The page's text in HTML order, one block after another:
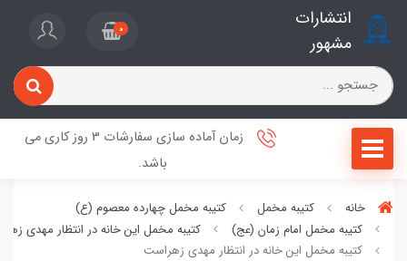
انتشارات
مشهور
0
زمان آماده سازی سفارشات 3 روز کاری می
باشد.
خانه کتیبه مخمل
کتیبه مخمل چهارده معصوم (ع)
کتیبه مخمل امام زمان (عج)
کتیبه مخمل این خانه در انتظار مهدی
کتیبه مخمل این خانه در انتظار مهدی زهراست